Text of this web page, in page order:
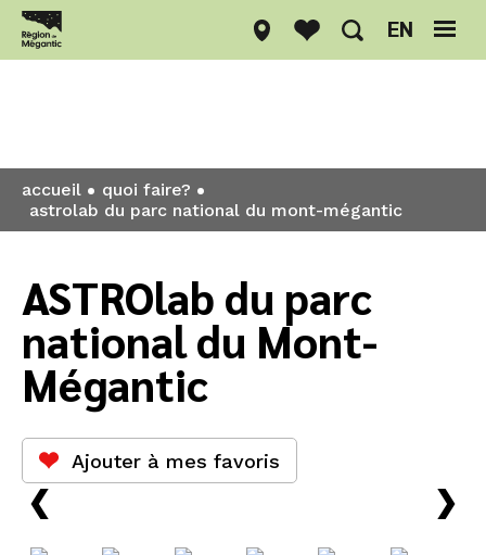
EN
accueil
quoi faire?
astrolab du parc national du mont-mégantic
ASTROlab du parc
national du Mont-
Mégantic
Ajouter à mes favoris
› ›